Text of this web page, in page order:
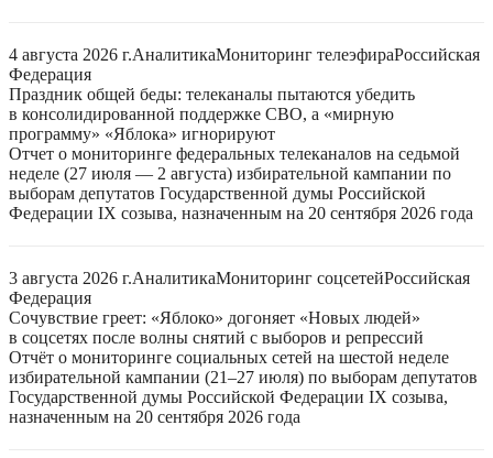
4 августа 2026 г.АналитикаМониторинг телеэфираРоссийская
Федерация
Праздник общей беды: телеканалы пытаются убедить
в консолидированной поддержке СВО, а «мирную
программу» «Яблока» игнорируют
Отчет о мониторинге федеральных телеканалов на седьмой
неделе (27 июля — 2 августа) избирательной кампании по
выборам депутатов Государственной думы Российской
Федерации IX созыва, назначенным на 20 сентября 2026 года
3 августа 2026 г.АналитикаМониторинг соцсетейРоссийская
Федерация
Сочувствие греет: «Яблоко» догоняет «Новых людей»
в соцсетях после волны снятий с выборов и репрессий
Отчёт о мониторинге социальных сетей на шестой неделе
избирательной кампании (21–27 июля) по выборам депутатов
Государственной думы Российской Федерации IX созыва,
назначенным на 20 сентября 2026 года